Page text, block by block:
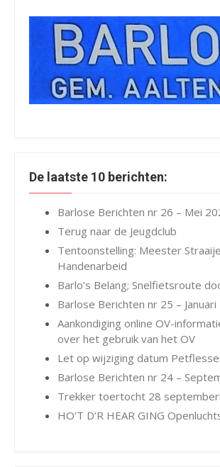
De laatste 10 berichten:
Barlose Berichten nr 26 – Mei
Terug naar de Jeugdclub
Tentoonstelling: Meester
Handenarbeid
Barlo’s Belang; Snelfietsroute
Barlose Berichten nr 25 –
Aankondiging online OV-
over het gebruik van het OV
Let op wijziging datum
Barlose Berichten nr 24 –
Trekker toertocht 28
HO’T D’R HEAR GING